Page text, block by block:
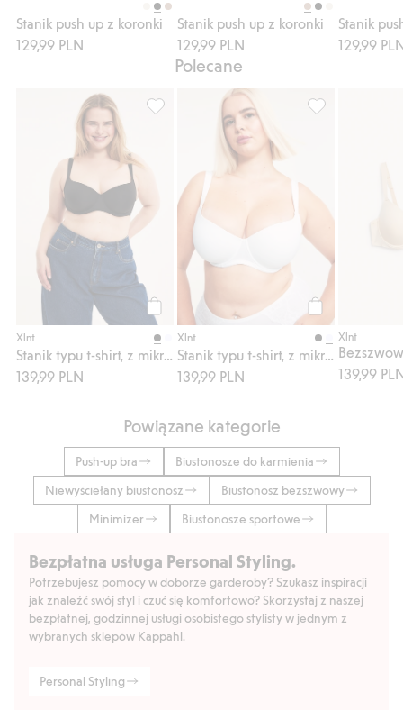
Stanik push up z koronki
129,99 PLN
Stanik push up z koronki
129,99 PLN
Stanik
129,99
Polecane
Kup
Xlnt
139,99 PLN
Stanik typu t-shirt, z mikrofibry, Dodaj do
Kup
Xlnt
139,99 PLN
Xlnt
139,99
Powiązane kategorie
Push-up bra
Biustonosze do karmienia
Niewyściełany biustonosz
Biustonosz bezszwowy
Minimizer
Biustonosze sportowe
Bezpłatna usługa Personal Styling.
Potrzebujesz pomocy w doborze garderoby? Szukasz inspiracji
jak znaleźć swój styl i czuć się komfortowo? Skorzystaj z naszej
bezpłatnej, godzinnej usługi osobistego stylisty w jednym z
wybranych sklepów Kappahl.
Personal Styling